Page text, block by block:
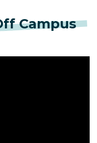
Campus